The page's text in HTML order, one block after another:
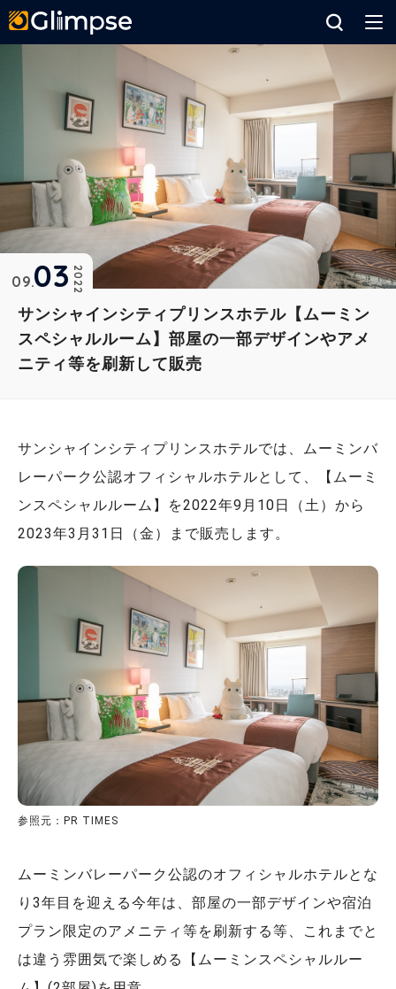
サンシャインシティプリンスホテル【ムーミン
スペシャルルーム】部屋の一部デザインやアメ
ニティ等を刷新して販売
2022
09 03
サンシャインシティプリンスホテルでは、ムーミンバ
レーパーク公認オフィシャルホテルとして、【ムーミ
ンスペシャルルーム】を2022年9月10日（土）から
2023年3月31日（金）まで販売します。
参照元：PR TIMES
ムーミンバレーパーク公認のオフィシャルホテルとな
り3年目を迎える今年は、部屋の一部デザインや宿泊
プラン限定のアメニティ等を刷新する等、これまでと
は違う雰囲気で楽しめる【ムーミンスペシャルルー